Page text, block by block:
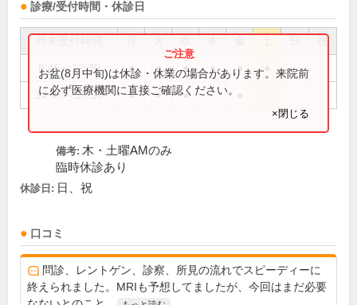
診療/受付時間・休診日
祝
8:45～12:30 ● ● ● ● ●
14:45～18:00 ● ● ●
お盆(8月中旬)は休診・休業の場合があります。来院前
に必ず医療機関に直接ご確認ください。
×閉じる
備考: 木・土曜AMのみ
臨時休診あり
休診日: 日、祝
口コミ
問診、レントゲン、診察、所見の流れでスピーディーに
終えられました。MRIも予想してましたが、今回はまだ必要